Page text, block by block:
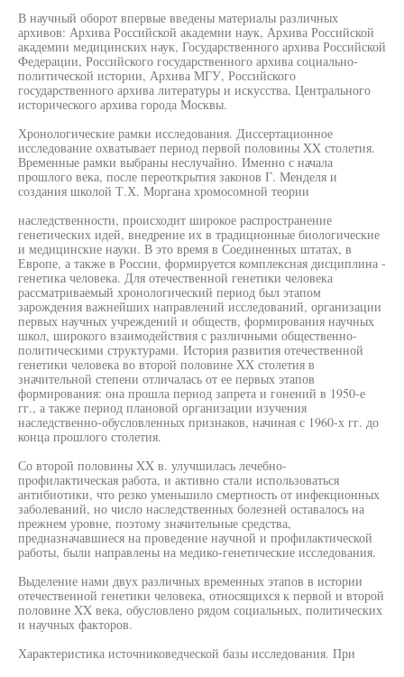
В научный оборот впервые введены материалы различных
архивов: Архива Российской академии наук, Архива Российской
академии медицинских наук, Государственного архива Российской
Федерации, Российского государственного архива социально-
политической истории, Архива МГУ, Российского
государственного архива литературы и искусства, Центрального
исторического архива города Москвы.
Хронологические рамки исследования. Диссертационное
исследование охватывает период первой половины XX столетия.
Временные рамки выбраны неслучайно. Именно с начала
прошлого века, после переоткрытия законов Г. Менделя и
создания школой Т.Х. Моргана хромосомной теории
наследственности, происходит широкое распространение
генетических идей, внедрение их в традиционные биологические
и медицинские науки. В это время в Соединенных штатах, в
Европе, а также в России, формируется комплексная дисциплина -
генетика человека. Для отечественной генетики человека
рассматриваемый хронологический период был этапом
зарождения важнейших направлений исследований, организации
первых научных учреждений и обществ, формирования научных
школ, широкого взаимодействия с различными общественно-
политическими структурами. История развития отечественной
генетики человека во второй половине XX столетия в
значительной степени отличалась от ее первых этапов
формирования: она прошла период запрета и гонений в 1950-е
гг., а также период плановой организации изучения
наследственно-обусловленных признаков, начиная с 1960-х гг. до
конца прошлого столетия.
Со второй половины XX в. улучшилась лечебно-
профилактическая работа, и активно стали использоваться
антибиотики, что резко уменьшило смертность от инфекционных
заболеваний, но число наследственных болезней оставалось на
прежнем уровне, поэтому значительные средства,
предназначавшиеся на проведение научной и профилактической
работы, были направлены на медико-генетические исследования.
Выделение нами двух различных временных этапов в истории
отечественной генетики человека, относящихся к первой и второй
половине XX века, обусловлено рядом социальных, политических
и научных факторов.
Характеристика источниковедческой базы исследования. При